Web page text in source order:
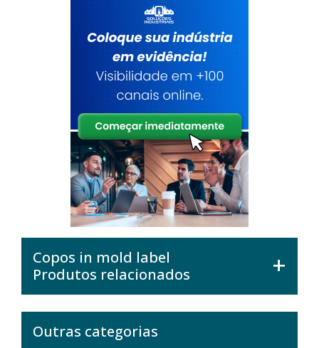
Copos in mold label
Produtos relacionados
Outras categorias